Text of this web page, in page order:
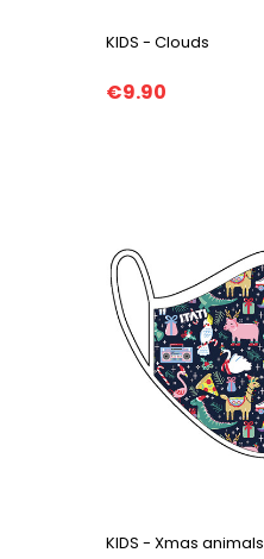
KIDS - Clouds
€9.90
KIDS - Xmas animals